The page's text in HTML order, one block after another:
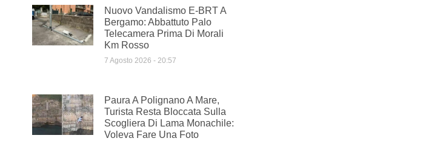
Nuovo Vandalismo E-BRT A
Bergamo: Abbattuto Palo
Telecamera Prima Di Morali
Km Rosso
7 Agosto 2026 20:57
Paura A Polignano A Mare,
Turista Resta Bloccata Sulla
Scogliera Di Lama Monachile:
Voleva Fare Una Foto